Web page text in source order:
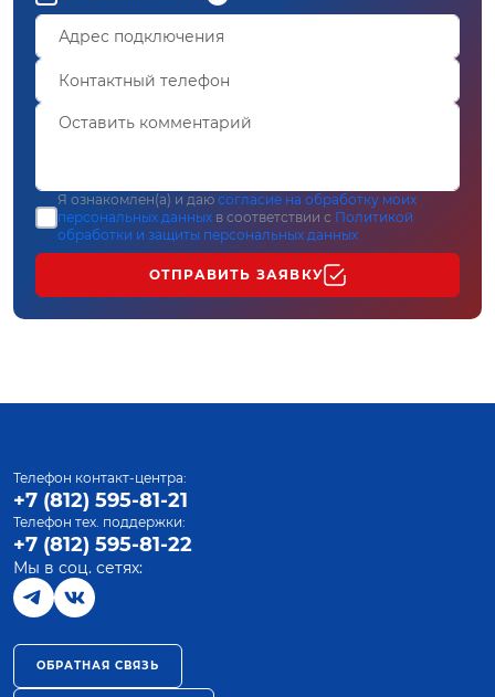
Я ознакомлен(а) и даю согласие на обработку моих
персональных данных в соответствии с Политикой
обработки и защиты персональных данных
ОТПРАВИТЬ ЗАЯВКУ
Телефон контакт-центра:
+7 (812) 595-81-21
Телефон тех. поддержки:
+7 (812) 595-81-22
Мы в соц. сетях:
ОБРАТНАЯ СВЯЗЬ